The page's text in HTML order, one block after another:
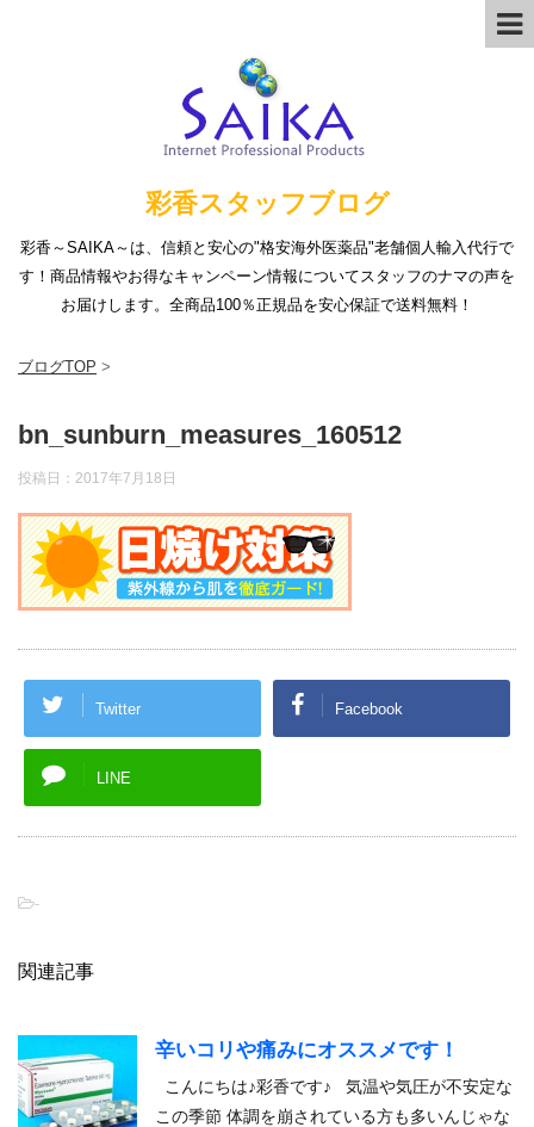
彩香スタッフブログ
彩香～SAIKA～は、信頼と安心の"格安海外医薬品"老舗個人輸入代行で
す！商品情報やお得なキャンペーン情報についてスタッフのナマの声を
お届けします。全商品100％正規品を安心保証で送料無料！
ブログTOP >
bn_sunburn_measures_160512
投稿日： 2017年7月18日
Twitter Facebook
LINE
-
関連記事
辛いコリや痛みにオススメです！
こんにちは♪彩香です♪ 気温や気圧が不安定な
この季節 体調を崩されている方も多いんじゃな